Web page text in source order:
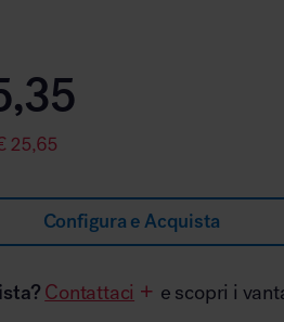
25,65
Configura e Acquista
Contattaci e scopri i